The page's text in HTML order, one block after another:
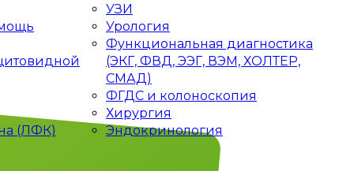
(ЛФК)
УЗИ
Урология
Функциональная диагностика
(ЭКГ, ФВД, ЭЭГ, ВЭМ, ХОЛТЕР,
СМАД)
ФГДС и колоноскопия
Хирургия
Эндокринология